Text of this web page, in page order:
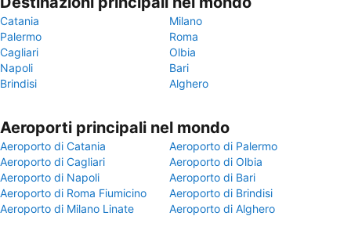
Catania
Milano
Palermo
Roma
Cagliari
Olbia
Napoli
Bari
Brindisi
Alghero
Aeroporti principali nel mondo
Aeroporto di Catania
Aeroporto di Palermo
Aeroporto di Cagliari
Aeroporto di Olbia
Aeroporto di Napoli
Aeroporto di Bari
Aeroporto di Roma Fiumicino
Aeroporto di Brindisi
Aeroporto di Milano Linate
Aeroporto di Alghero